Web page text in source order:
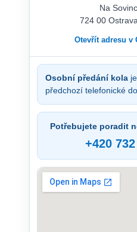
Na
724 00
Otevřít adresu v
Osobní předání kola
předchozí telefonické
Potřebujete poradit
+420